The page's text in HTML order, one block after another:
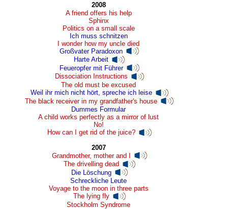
2008
A friend offers his help
Sphinx
Politics on a small scale
Ich muss schnitzen
I wonder how my uncle died
Großvater Paradoxon
Harte Arbeit
Feueropfer mit Führer
Dissociation Instructions
The old must be excused
Weil ihr mich nicht hört, spreche ich leise
The black receiver in my grandfather's house
Dummes Formular
A child works perfectly as a mirror of lust
No!
How can I get rid of the juice?
2007
Grandmother, mother and I
The drivelling dead
Die Löschung
Schreckliche Leute
Voyage to the moon in three parts
The lying fly
Stockholm Syndrome